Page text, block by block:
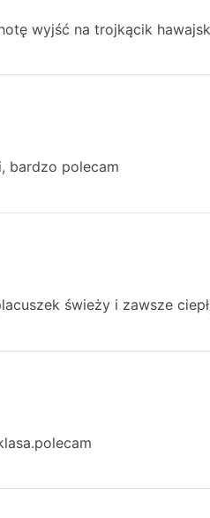
wyjść na trojkącik
bardzo polecam
świeży i zawsze